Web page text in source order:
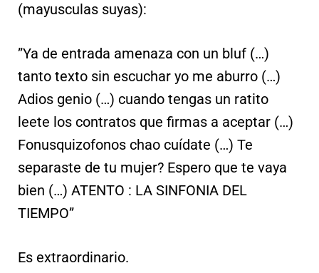
(mayusculas suyas):
”Ya de entrada amenaza con un bluf (…)
tanto texto sin escuchar yo me aburro (…)
Adios genio (…) cuando tengas un ratito
leete los contratos que firmas a aceptar (…)
Fonusquizofonos chao cuídate (…) Te
separaste de tu mujer? Espero que te vaya
bien (…) ATENTO : LA SINFONIA DEL
TIEMPO”
Es extraordinario.